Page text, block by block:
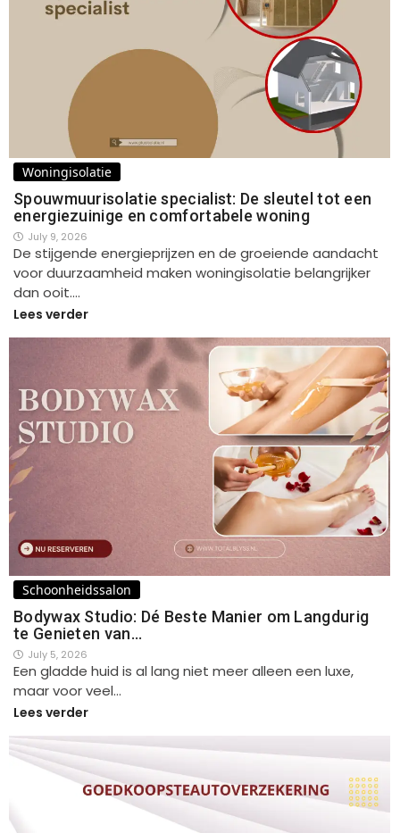
Woningisolatie
Spouwmuurisolatie specialist: De sleutel tot een
energiezuinige en comfortabele woning
July 9, 2026
De stijgende energieprijzen en de groeiende aandacht
voor duurzaamheid maken woningisolatie belangrijker
dan ooit.…
Lees verder
Schoonheidssalon
Bodywax Studio: Dé Beste Manier om Langdurig
te Genieten van…
July 5, 2026
Een gladde huid is al lang niet meer alleen een luxe,
maar voor veel…
Lees verder